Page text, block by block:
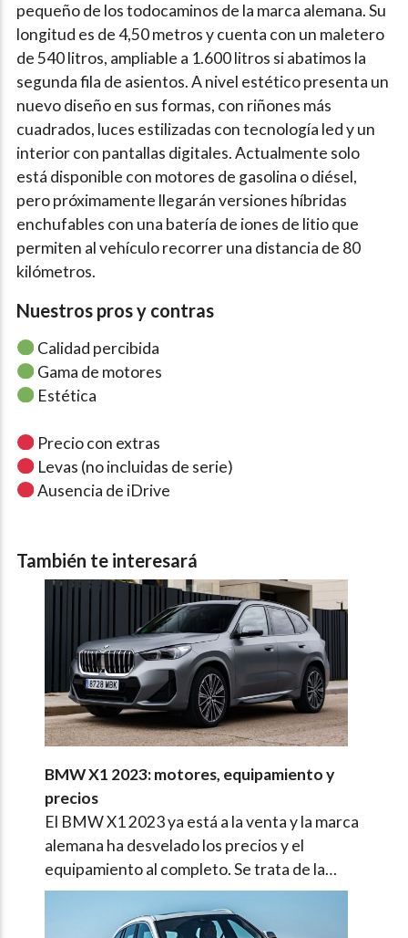
pequeño de los todocaminos de la marca alemana. Su
longitud es de 4,50 metros y cuenta con un maletero
de 540 litros, ampliable a 1.600 litros si abatimos la
segunda fila de asientos. A nivel estético presenta un
nuevo diseño en sus formas, con riñones más
cuadrados, luces estilizadas con tecnología led y un
interior con pantallas digitales. Actualmente solo
está disponible con motores de gasolina o diésel,
pero próximamente llegarán versiones híbridas
enchufables con una batería de iones de litio que
permiten al vehículo recorrer una distancia de 80
kilómetros.
Nuestros pros y contras
Calidad percibida
Gama de motores
Estética
Precio con extras
Levas (no incluidas de serie)
Ausencia de iDrive
También te interesará
BMW X1 2023: motores, equipamiento y
precios
El BMW X1 2023 ya está a la venta y la marca
alemana ha desvelado los precios y el
equipamiento al completo. Se trata de la…